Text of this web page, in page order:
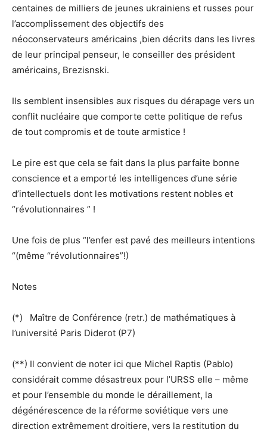
centaines de milliers de jeunes ukrainiens et russes pour
l’accomplissement des objectifs des
néoconservateurs américains ,bien décrits dans les livres
de leur principal penseur, le conseiller des président
américains, Brezisnski.
Ils semblent insensibles aux risques du dérapage vers un
conflit nucléaire que comporte cette politique de refus
de tout compromis et de toute armistice !
Le pire est que cela se fait dans la plus parfaite bonne
conscience et a emporté les intelligences d’une série
d’intellectuels dont les motivations restent nobles et
“révolutionnaires ” !
Une fois de plus “l’enfer est pavé des meilleurs intentions
“(même “révolutionnaires”!)
Notes
(*) Maître de Conférence (retr.) de mathématiques à
l’université Paris Diderot (P7)
(**) Il convient de noter ici que Michel Raptis (Pablo)
considérait comme désastreux pour l’URSS elle – même
et pour l’ensemble du monde le déraillement, la
dégénérescence de la réforme soviétique vers une
direction extrêmement droitiere, vers la restitution du